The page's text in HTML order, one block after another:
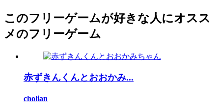
このフリーゲームが好きな人にオスス
メのフリーゲーム
赤ずきんくんとおおかみ...
cholian